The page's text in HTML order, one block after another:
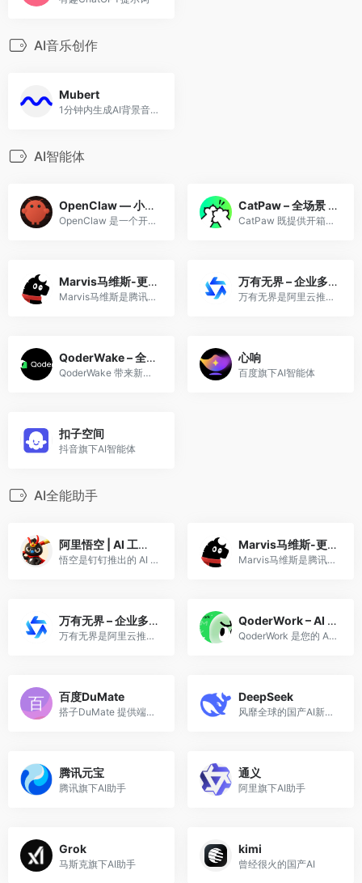
AI音乐创作
Mubert
1分钟内生成AI背景音乐
AI智能体
OpenClaw — 小龙虾，AI工作台
OpenClaw 是一个开源的个人 AI 助手，通俗点说，它是那种“跑在你自己的电脑上、住在你已有的聊天软件里”的智能体。
CatPaw – 全场景 AI Agent 平台
CatPaw 既提供开箱即用的 AI 智能工作台，也面向企业提供 Agent 开发与托管能力，助力企业构建 AI 数字员工、推进业务 AI 化改造。
Marvis马维斯-更懂你的AI助手
Marvis马维斯是腾讯最新推出的操作系统层级AI助手——真正理解你的每一份文件，使用deepseek v4、混元hunyuan3/hy3等最新模型。支持本地文档与图片AI搜索，APK与EXE应用一句话调用，跨PC、手机、微信多端在线。自然语言控制电脑设置，支持本地大模型本地模式（机器学习驱动），敏感文件不上云。安全又强大，是一款全能AI工具，做你的全端私人AI助手。
万有无界 – 企业多Agent协作平台
万有无界是阿里云推出的企业级Agent协作平台，支持多Agent团队协同执行复杂任务，将流程与产出沉淀为可复用资产，提升跨角色协作效率。
QoderWake – 全天在线的数字员工
QoderWake 带来新一代 AI 驱动的开发体验。更智能地构建，更快速地交付。
心响
百度旗下AI智能体
扣子空间
抖音旗下AI智能体
AI全能助手
阿里悟空 | AI 工作平台
悟空是钉钉推出的 AI 工作平台，基于通义大模型，通过对话式交互帮助你高效完成各类工作任务
Marvis马维斯-更懂你的AI助手
Marvis马维斯是腾讯最新推出的操作系统层级AI助手——真正理解你的每一份文件，使用deepseek v4、混元hunyuan3/hy3等最新模型。支持本地文档与图片AI搜索，APK与EXE应用一句话调用，跨PC、手机、微信多端在线。自然语言控制电脑设置，支持本地大模型本地模式（机器学习驱动），敏感文件不上云。安全又强大，是一款全能AI工具，做你的全端私人AI助手。
万有无界 – 企业多Agent协作平台
万有无界是阿里云推出的企业级Agent协作平台，支持多Agent团队协同执行复杂任务，将流程与产出沉淀为可复用资产，提升跨角色协作效率。
QoderWork – AI 桌面助手 | 智能任务自动化工具
QoderWork 是您的 AI 桌面工作伙伴。告诉它您的需求，它会自动规划、执行并交付结果。本地优先、自主规划，让您掌控一切。
百度DuMate
搭子DuMate 提供端到端的智能数字化解决方案，助力企业实现数字化转型
DeepSeek
风靡全球的国产AI新势力
腾讯元宝
腾讯旗下AI助手
通义
阿里旗下AI助手
Grok
马斯克旗下AI助手
kimi
曾经很火的国产AI